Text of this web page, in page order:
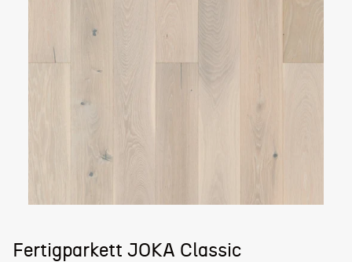
Fertigparkett JOKA Classic